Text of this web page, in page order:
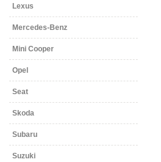
Lexus
Mercedes-Benz
Mini Cooper
Opel
Seat
Skoda
Subaru
Suzuki